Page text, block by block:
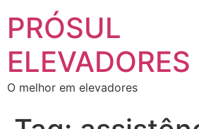
PRÓSUL
ELEVADORES
O melhor em elevadores